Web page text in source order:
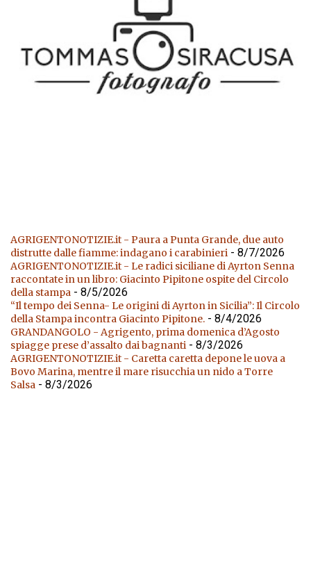
AGRIGENTONOTIZIE.it - Paura a Punta Grande, due auto
distrutte dalle fiamme: indagano i carabinieri - 8/7/2026
AGRIGENTONOTIZIE.it - Le radici siciliane di Ayrton Senna
raccontate in un libro: Giacinto Pipitone ospite del Circolo
della stampa - 8/5/2026
“Il tempo dei Senna- Le origini di Ayrton in Sicilia”: Il Circolo
della Stampa incontra Giacinto Pipitone. - 8/4/2026
GRANDANGOLO - Agrigento, prima domenica d’Agosto
spiagge prese d’assalto dai bagnanti - 8/3/2026
AGRIGENTONOTIZIE.it - Caretta caretta depone le uova a
Bovo Marina, mentre il mare risucchia un nido a Torre
Salsa - 8/3/2026